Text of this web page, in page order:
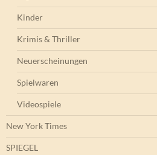
Kinder
Krimis & Thriller
Neuerscheinungen
Spielwaren
Videospiele
New York Times
SPIEGEL